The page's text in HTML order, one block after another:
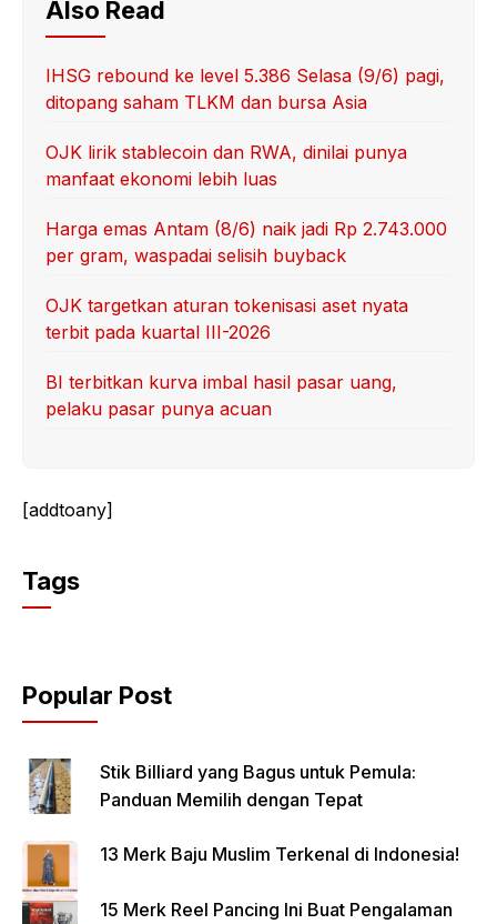
Also Read
IHSG rebound ke level 5.386 Selasa (9/6) pagi,
ditopang saham TLKM dan bursa Asia
OJK lirik stablecoin dan RWA, dinilai punya
manfaat ekonomi lebih luas
Harga emas Antam (8/6) naik jadi Rp 2.743.000
per gram, waspadai selisih buyback
OJK targetkan aturan tokenisasi aset nyata
terbit pada kuartal III-2026
BI terbitkan kurva imbal hasil pasar uang,
pelaku pasar punya acuan
[addtoany]
Tags
Popular Post
Stik Billiard yang Bagus untuk Pemula:
Panduan Memilih dengan Tepat
13 Merk Baju Muslim Terkenal di Indonesia!
15 Merk Reel Pancing Ini Buat Pengalaman